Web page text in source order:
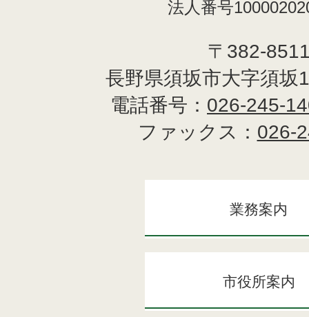
法人番号
〒382-
長野県須坂市大字須坂
電話番号： 026-245-
ファックス： 026-
業務案内
市役所案内